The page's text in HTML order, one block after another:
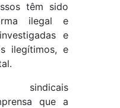
têm sido
ilegal e
e
ilegítimos, e
sindicais
que a